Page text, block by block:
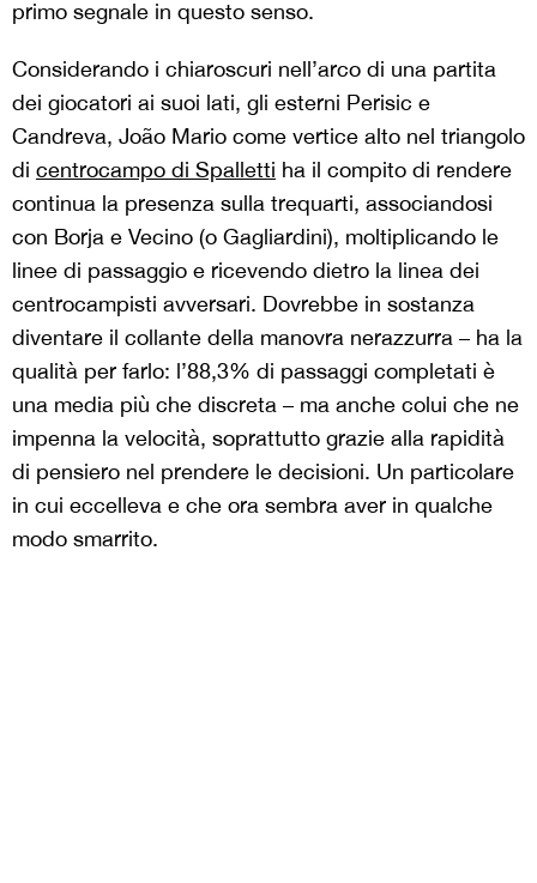
primo segnale in questo senso.
Considerando i chiaroscuri nell’arco di una partita
dei giocatori ai suoi lati, gli esterni Perisic e
Candreva, João Mario come vertice alto nel triangolo
di centrocampo di Spalletti ha il compito di rendere
continua la presenza sulla trequarti, associandosi
con Borja e Vecino (o Gagliardini), moltiplicando le
linee di passaggio e ricevendo dietro la linea dei
centrocampisti avversari. Dovrebbe in sostanza
diventare il collante della manovra nerazzurra – ha la
qualità per farlo: l’88,3% di passaggi completati è
una media più che discreta – ma anche colui che ne
impenna la velocità, soprattutto grazie alla rapidità
di pensiero nel prendere le decisioni. Un particolare
in cui eccelleva e che ora sembra aver in qualche
modo smarrito.